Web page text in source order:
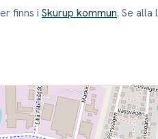
finns i Skurup kommun. Se alla